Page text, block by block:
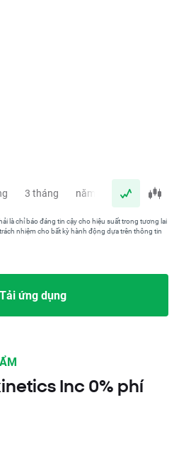
3 tháng năm
là chỉ báo đáng tin cậy cho hiệu suất trong tương lai
nhiệm cho bất kỳ hành động dựa trên thông tin
Tải ứng dụng
Inc 0% phí